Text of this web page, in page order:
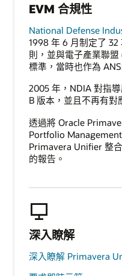
EVM 合規性
National Defense
1998 年 6 月制定了
則，並與電子產業聯
標準，當時也作為
2005 年，NDIA 對指
B 版本，並且不再有對
透過將 Oracle
Portfolio
Primavera Unifier 整
的報告。
深入瞭解
深入瞭解 Primavera